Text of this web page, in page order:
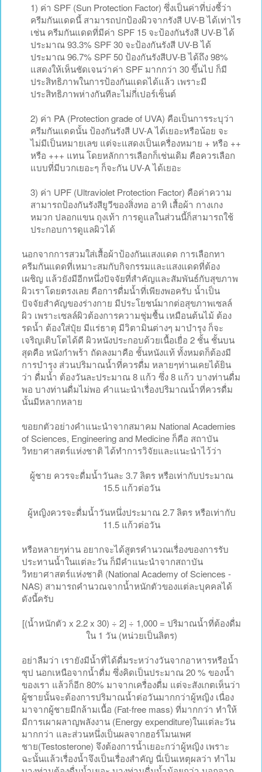
1) ค่า SPF (Sun Protection Factor) ซึ่งเป็นค่าที่บ่งชี้ว่า
ครีมกันแดดนี้ สามารถปกป้องผิวจากรังสี UV-B ได้เท่าไร
เช่น ครีมกันแดดที่มีค่า SPF 15 จะป้องกันรังสี UV-B ได้
ประมาณ 93.3% SPF 30 จะป้องกันรังสี UV-B ได้
ประมาณ 96.7% SPF 50 ป้องกันรังสีUV-B ได้ถึง 98%
แสดงให้เห็นชัดเจนว่าค่า SPF มากกว่า 30 ขึ้นไป ก็มี
ประสิทธิภาพในการป้องกันแดดได้แล้ว เพราะมี
ประสิทธิภาพห่างกันทีละไม่กี่เปอร์เซ็นต์
2) ค่า PA (Protection grade of UVA) คือเป็นการระบุว่า
ครีมกันแดดนั้น ป้องกันรังสี UV-A ได้เยอะหรือน้อย จะ
ไม่มีเป็นหมายเลข แต่จะแสดงเป็นเครื่องหมาย + หรือ ++
หรือ +++ แทน โดยหลักการเลือกก็เช่นเดิม คือควรเลือก
แบบที่มีบวกเยอะๆ ก็จะกัน UV-A ได้เยอะ
3) ค่า UPF (Ultraviolet Protection Factor) คือค่าความ
สามารถป้องกันรังสียูวีของสิ่งทอ อาทิ เสื้อผ้า กางเกง
หมวก ปลอกแขน ถุงเท้า การดูแลในส่วนนี้ก็สามารถใช้
ประกอบการดูแลผิวได้
นอกจากการสวมใส่เสื้อผ้าป้องกันแสงแดด การเลือกทา
ครีมกันแดดที่เหมาะสมกับกิจกรรมและแสงแดดที่ต้อง
เผชิญ แล้วยังมีอีกหนึ่งปัจจัยที่สำคัญและสัมพันธ์กับสุขภาพ
ผิวเราโดยตรงเลย คือการดื่มน้ำที่เพียงพอครับ น้ำเป็น
ปัจจัยสำคัญของร่างกาย มีประโยชน์มากต่อสุขภาพเซลล์
ผิว เพราะเซลล์ผิวต้องการความชุ่มชื้น เหมือนต้นไม้ ต้อง
รดน้ำ ต้องใส่ปุ๋ย มีแร่ธาตุ มีวิตามินต่างๆ มาบำรุง ก็จะ
เจริญเติบโตได้ดี ผิวหนังประกอบด้วยเนื้อเยื่อ 2 ชั้น ชั้นบน
สุดคือ หนังกำพร้า ถัดลงมาคือ ชั้นหนังแท้ ทั้งหมดก็ต้องมี
การบำรุง ส่วนปริมาณน้ำที่ควรดื่ม หลายๆท่านเคยได้ยิน
ว่า ดื่มน้ำ ต้องวันละประมาณ 8 แก้ว ซึ่ง 8 แก้ว บางท่านดื่ม
พอ บางท่านดื่มไม่พอ คำแนะนำเรื่องปริมาณน้ำที่ควรดื่ม
นั้นมีหลากหลาย
ขอยกตัวอย่างคำแนะนำจากสมาคม National Academies
of Sciences, Engineering and Medicine ก็คือ สถาบัน
วิทยาศาสตร์แห่งชาติ ได้ทำการวิจัยและแนะนำไว้ว่า
ผู้ชาย ควรจะดื่มน้ำวันละ 3.7 ลิตร หรือเท่ากับประมาณ
15.5 แก้วต่อวัน
ผู้หญิงควรจะดื่มน้ำวันหนึ่งประมาณ 2.7 ลิตร หรือเท่ากับ
11.5 แก้วต่อวัน
หรือหลายๆท่าน อยากจะได้สูตรคำนวณเรื่องของการรับ
ประทานน้ำในแต่ละวัน ก็มีคำแนะนำจากสถาบัน
วิทยาศาสตร์แห่งชาติ (National Academy of Sciences -
NAS) สามารถคำนวณจากน้ำหนักตัวของแต่ละบุคคลได้
ดังนี้ครับ
[(น้ำหนักตัว x 2.2 x 30) ÷ 2] ÷ 1,000 = ปริมาณน้ำที่ต้องดื่ม
ใน 1 วัน (หน่วยเป็นลิตร)
อย่าลืมว่า เรายังมีน้ำที่ได้ดื่มระหว่างวันจากอาหารหรือน้ำ
ซุป นอกเหนือจากน้ำดื่ม ซึ่งคิดเป็นประมาณ 20 % ของน้ำ
ของเรา แล้วก็อีก 80% มาจากเครื่องดื่ม แต่จะสังเกตเห็นว่า
ผู้ชายนั้นจะต้องการปริมาณน้ำต่อวันมากกว่าผู้หญิง เนื่อง
มาจากผู้ชายมีกล้ามเนื้อ (Fat-free mass) ที่มากกว่า ทำให้
มีการเผาผลาญพลังงาน (Energy expenditure)ในแต่ละวัน
มากกว่า และส่วนหนึ่งเป็นผลจากฮอร์โมนเพศ
ชาย(Testosterone) จึงต้องการน้ำเยอะกว่าผู้หญิง เพราะ
ฉะนั้นแล้วเรื่องน้ำจึงเป็นเรื่องสำคัญ นี่เป็นเหตุผลว่า ทำไม